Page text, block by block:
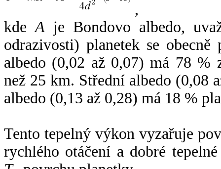
,
kdeA je Bondovo albedo,
odrazivosti) planetek se
albedo (0,02 až 0,07) má 78 %
než 25 km. Střední albedo (0,08
albedo (0,13 až 0,28) má 18 %
Tento tepelný výkon vyzařuje
rychlého otáčení a dobré